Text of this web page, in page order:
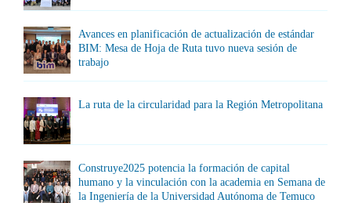
Avances en planificación de actualización de estándar
BIM: Mesa de Hoja de Ruta tuvo nueva sesión de
trabajo
La ruta de la circularidad para la Región Metropolitana
Construye2025 potencia la formación de capital
humano y la vinculación con la academia en Semana de
la Ingeniería de la Universidad Autónoma de Temuco